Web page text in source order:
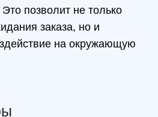
позволит не только
заказа, но и
на окружающую